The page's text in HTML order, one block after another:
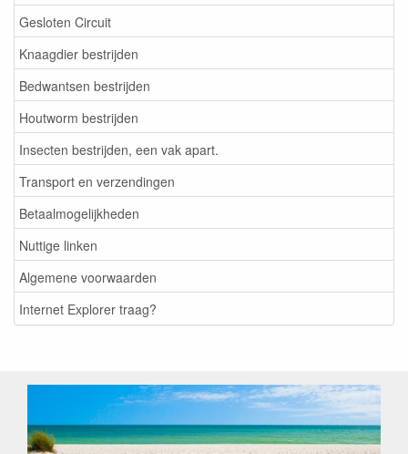
Gesloten Circuit
Knaagdier bestrijden
Bedwantsen bestrijden
Houtworm bestrijden
Insecten bestrijden, een vak apart.
Transport en verzendingen
Betaalmogelijkheden
Nuttige linken
Algemene voorwaarden
Internet Explorer traag?